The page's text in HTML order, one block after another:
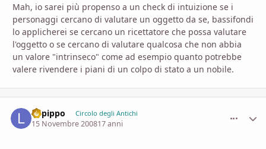
Mah, io sarei più propenso a un check di intuizione se i
personaggi cercano di valutare un oggetto da se, bassifondi
lo applicherei se cercano un ricettatore che possa valutare
l'oggetto o se cercano di valutare qualcosa che non abbia
un valore "intrinseco" come ad esempio quanto potrebbe
valere rivendere i piani di un colpo di stato a un nobile.
Lopippo Circolo degli Antichi
15 Novembre 200817 anni